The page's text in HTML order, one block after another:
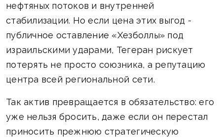
нефтяных потоков и внутренней
стабилизации. Но если цена этих выгод -
публичное оставление «Хезболлы» под
израильскими ударами, Тегеран рискует
потерять не просто союзника, а репутацию
центра всей региональной сети.
Так актив превращается в обязательство: его
уже нельзя бросить, даже если он перестал
приносить прежнюю стратегическую